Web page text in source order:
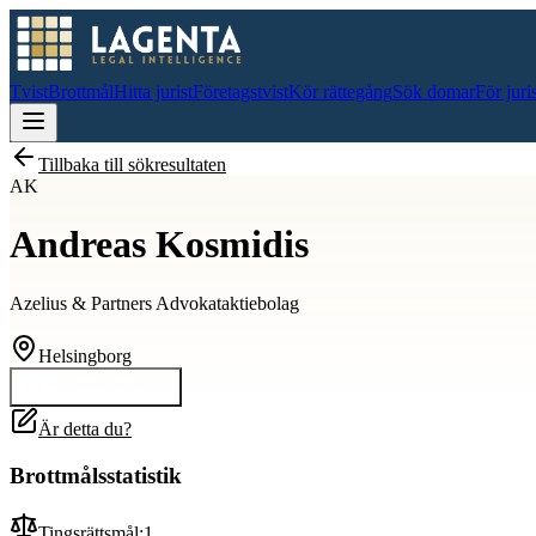
TvistBrottmålHitta juristFöretagstvistKör rättegångSök domarFör
Tillbaka till sökresultaten
AK
Andreas Kosmidis
Azelius & Partners Advokataktiebolag
Helsingborg
Är detta du?
Brottmålsstatistik